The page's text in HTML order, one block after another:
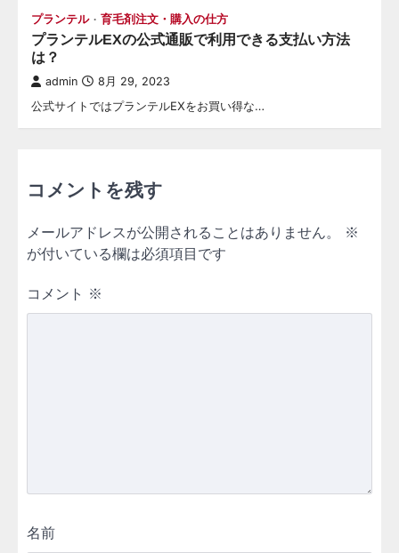
プランテル 育毛剤注文・購入の仕方
プランテルEXの公式通販で利用できる支払い方法
は？
admin 8月 29, 2023
公式サイトではプランテルEXをお買い得な…
コメントを残す
メールアドレスが公開されることはありません。
※
が付いている欄は必須項目です
コメント ※
名前